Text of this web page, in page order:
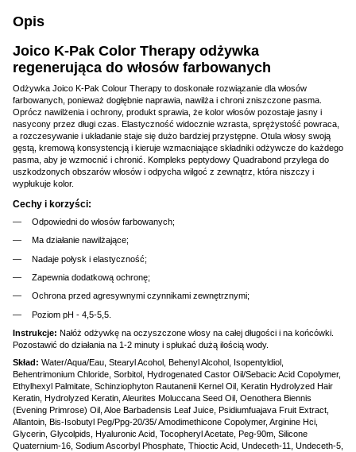
Opis
Joico K-Pak Color Therapy odżywka
regenerująca do włosów farbowanych
Odżywka Joico K-Pak Colour Therapy to doskonałe rozwiązanie dla włosów
farbowanych, ponieważ dogłębnie naprawia, nawilża i chroni zniszczone pasma.
Oprócz nawilżenia i ochrony, produkt sprawia, że kolor włosów pozostaje jasny i
nasycony przez długi czas. Elastyczność widocznie wzrasta, sprężystość powraca,
a rozczesywanie i układanie staje się dużo bardziej przystępne. Otula włosy swoją
gęstą, kremową konsystencją i kieruje wzmacniające składniki odżywcze do każdego
pasma, aby je wzmocnić i chronić. Kompleks peptydowy Quadrabond przylega do
uszkodzonych obszarów włosów i odpycha wilgoć z zewnątrz, która niszczy i
wypłukuje kolor.
Cechy i korzyści:
Odpowiedni do włosów farbowanych;
Ma działanie nawilżające;
Nadaje połysk i elastyczność;
Zapewnia dodatkową ochronę;
Ochrona przed agresywnymi czynnikami zewnętrznymi;
Poziom pH - 4,5-5,5.
Instrukcje: Nałóż odżywkę na oczyszczone włosy na całej długości i na końcówki.
Pozostawić do działania na 1-2 minuty i spłukać dużą ilością wody.
Skład: Water/Aqua/Eau, Stearyl Acohol, Behenyl Alcohol, Isopentyldiol,
Behentrimonium Chloride, Sorbitol, Hydrogenated Castor Oil/Sebacic Acid Copolymer,
Ethylhexyl Palmitate, Schinziophyton Rautanenii Kernel Oil, Keratin Hydrolyzed Hair
Keratin, Hydrolyzed Keratin, Aleurites Moluccana Seed Oil, Oenothera Biennis
(Evening Primrose) Oil, Aloe Barbadensis Leaf Juice, Psidiumfuajava Fruit Extract,
Allantoin, Bis-Isobutyl Peg/Ppg-20/35/ Amodimethicone Copolymer, Arginine Hci,
Glycerin, Glycolpids, Hyaluronic Acid, Tocopheryl Acetate, Peg-90m, Silicone
Quaternium-16, Sodium Ascorbyl Phosphate, Thioctic Acid, Undeceth-11, Undeceth-5,